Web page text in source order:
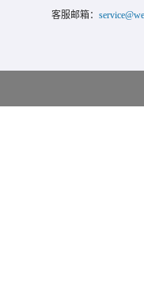
客服邮箱：